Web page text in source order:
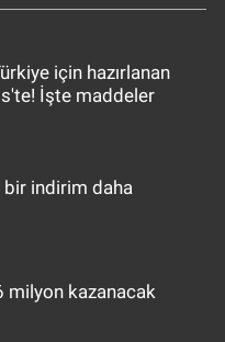
için hazırlanan
İşte maddeler
indirim daha
milyon kazanacak